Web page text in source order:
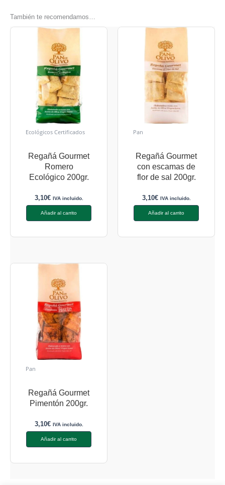
También te recomendamos…
Ecológicos Certificados
Regañá Gourmet
Romero
Ecológico 200gr.
3,10€ IVA incluido.
Añadir al carrito
Pan
Regañá Gourmet
con escamas de
flor de sal 200gr.
3,10€ IVA incluido.
Añadir al carrito
Pan
Regañá Gourmet
Pimentón 200gr.
3,10€ IVA incluido.
Añadir al carrito